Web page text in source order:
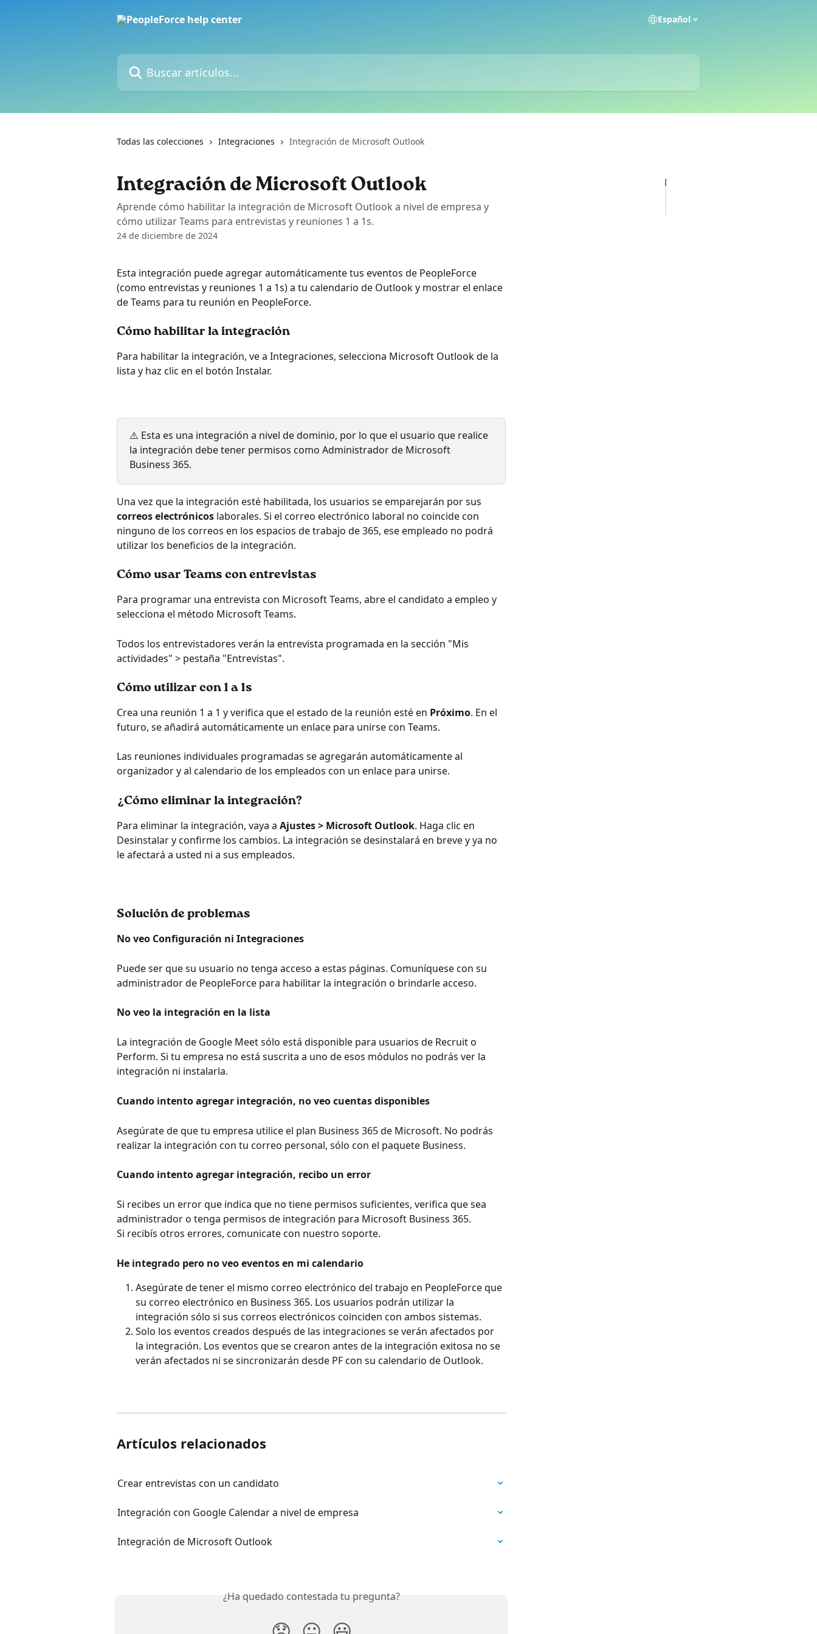
Español
Buscar artículos...
Todas las colecciones Integraciones Integración de Microsoft Outlook
Integración de Microsoft Outlook
Aprende cómo habilitar la integración de Microsoft Outlook a nivel de empresa y
cómo utilizar Teams para entrevistas y reuniones 1 a 1s.
24 de diciembre de 2024
Esta integración puede agregar automáticamente tus eventos de PeopleForce
(como entrevistas y reuniones 1 a 1s) a tu calendario de Outlook y mostrar el enlace
de Teams para tu reunión en PeopleForce.
Cómo habilitar la integración
Para habilitar la integración, ve a Integraciones, selecciona Microsoft Outlook de la
lista y haz clic en el botón Instalar.
⚠️ Esta es una integración a nivel de dominio, por lo que el usuario que realice
la integración debe tener permisos como Administrador de Microsoft
Business 365.
Una vez que la integración esté habilitada, los usuarios se emparejarán por sus
correos electrónicos laborales. Si el correo electrónico laboral no coincide con
ninguno de los correos en los espacios de trabajo de 365, ese empleado no podrá
utilizar los beneficios de la integración.
Cómo usar Teams con entrevistas
Para programar una entrevista con Microsoft Teams, abre el candidato a empleo y
selecciona el método Microsoft Teams.
Todos los entrevistadores verán la entrevista programada en la sección "Mis
actividades" > pestaña "Entrevistas".
Cómo utilizar con 1 a 1s
Crea una reunión 1 a 1 y verifica que el estado de la reunión esté en Próximo. En el
futuro, se añadirá automáticamente un enlace para unirse con Teams.
Las reuniones individuales programadas se agregarán automáticamente al
organizador y al calendario de los empleados con un enlace para unirse.
¿Cómo eliminar la integración?
Para eliminar la integración, vaya a Ajustes > Microsoft Outlook. Haga clic en
Desinstalar y confirme los cambios. La integración se desinstalará en breve y ya no
le afectará a usted ni a sus empleados.
Solución de problemas
No veo Configuración ni Integraciones
Puede ser que su usuario no tenga acceso a estas páginas. Comuníquese con su
administrador de PeopleForce para habilitar la integración o brindarle acceso.
No veo la integración en la lista
La integración de Google Meet sólo está disponible para usuarios de Recruit o
Perform. Si tu empresa no está suscrita a uno de esos módulos no podrás ver la
integración ni instalarla.
Cuando intento agregar integración, no veo cuentas disponibles
Asegúrate de que tu empresa utilice el plan Business 365 de Microsoft. No podrás
realizar la integración con tu correo personal, sólo con el paquete Business.
Cuando intento agregar integración, recibo un error
Si recibes un error que indica que no tiene permisos suficientes, verifica que sea
administrador o tenga permisos de integración para Microsoft Business 365.
Si recibís otros errores, comunicate con nuestro soporte.
He integrado pero no veo eventos en mi calendario
Asegúrate de tener el mismo correo electrónico del trabajo en PeopleForce que
su correo electrónico en Business 365. Los usuarios podrán utilizar la
integración sólo si sus correos electrónicos coinciden con ambos sistemas.
Solo los eventos creados después de las integraciones se verán afectados por
la integración. Los eventos que se crearon antes de la integración exitosa no se
verán afectados ni se sincronizarán desde PF con su calendario de Outlook.
Artículos relacionados
Crear entrevistas con un candidato
Integración con Google Calendar a nivel de empresa
Integración de Microsoft Outlook
¿Ha quedado contestada tu pregunta?